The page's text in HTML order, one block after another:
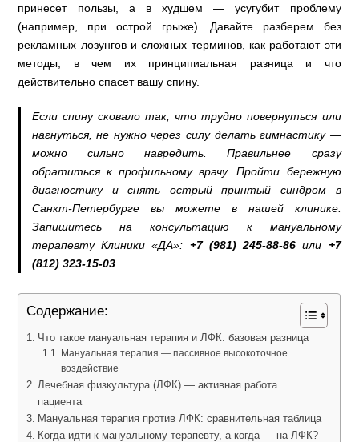
принесет пользы, а в худшем — усугубит проблему
(например, при острой грыже). Давайте разберем без
рекламных лозунгов и сложных терминов, как работают эти
методы, в чем их принципиальная разница и что
действительно спасет вашу спину.
Если спину сковало так, что трудно повернуться или
нагнуться, не нужно через силу делать гимнастику —
можно сильно навредить. Правильнее сразу
обратиться к профильному врачу. Пройти бережную
диагностику и снять острый принтый синдром в
Санкт-Петербурге вы можете в нашей клинике.
Запишитесь на консультацию к мануальному
терапевту Клиники «ДА»: +7 (981) 245-88-86 или +7
(812) 323-15-03.
Содержание:
Что такое мануальная терапия и ЛФК: базовая разница
Мануальная терапия — пассивное высокоточное
воздействие
Лечебная физкультура (ЛФК) — активная работа
пациента
Мануальная терапия против ЛФК: сравнительная таблица
Когда идти к мануальному терапевту, а когда — на ЛФК?